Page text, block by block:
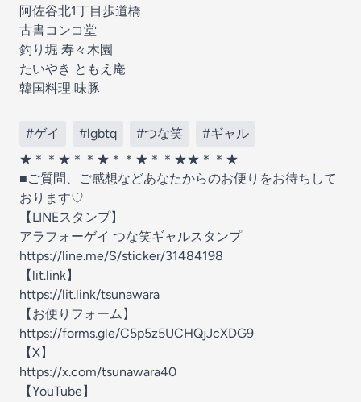
阿佐谷北1丁目歩道橋
古書コンコ堂
釣り堀 寿々木園
たいやき ともえ庵
韓国料理 味豚
#ゲイ #lgbtq #つな笑
#ギャル
★＊＊★＊＊★＊＊★＊＊★★＊＊★
■ご質問、ご感想などあなたからのお便りをお待ちして
おります♡
【LINEスタンプ】
アラフォーゲイ つな笑ギャルスタンプ
⁠⁠⁠⁠⁠⁠⁠https://line.me/S/sticker/31484198⁠⁠⁠⁠⁠⁠⁠
【lit.link】
⁠⁠⁠⁠⁠⁠⁠https://lit.link/tsunawara⁠⁠⁠⁠⁠⁠⁠
【お便りフォーム】
⁠⁠⁠⁠⁠⁠⁠https://forms.gle/C5p5z5UCHQjJcXDG9⁠⁠⁠⁠⁠⁠⁠
【X】
⁠⁠⁠⁠⁠⁠⁠https://x.com/tsunawara40⁠⁠⁠⁠⁠⁠⁠
【YouTube】